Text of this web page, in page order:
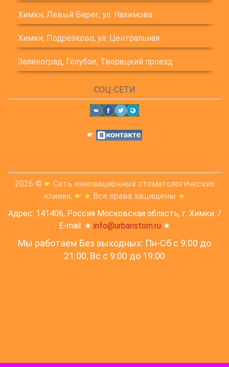
Химки, Левый Берег, ул. Нахимова
Химки, Подрезково, ул. Центральная
Зеленоград, Голубое, Тверецкий проезд
СОЦ-СЕТИ
☛
2026 © ☛ Сеть инновационных стоматологических
клиник. ☛ ★ Все права защищены ★
Адрес: 141406, Россия Московская область, г. Химки. /
E-mail: ★ info@urbanstom.ru ★
Мы работаем Без выходных: Пн-Сб с 9:00 до
21:00, Вс c 9:00 до 19:00